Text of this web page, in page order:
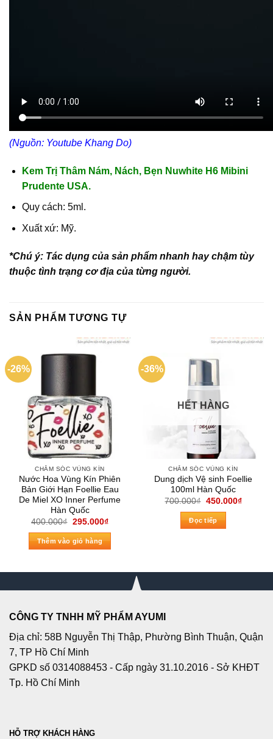
(Nguồn: Youtube Khang Do)
Kem Trị Thâm Nám, Nách, Bẹn Nuwhite H6 Mibini
Prudente USA.
Quy cách: 5ml.
Xuất xứ: Mỹ.
*Chú ý: Tác dụng của sản phẩm nhanh hay chậm tùy
thuộc tình trạng cơ địa của từng người.
SẢN PHẨM TƯƠNG TỰ
-26%
CHĂM SÓC VÙNG KÍN
Nước Hoa Vùng Kín Phiên
Bản Giới Hạn Foellie Eau
De Miel XO Inner Perfume
Hàn Quốc
400.000₫ Giá
là:
400.000₫.
295.000₫Giá
295.000₫.
Thêm vào giỏ hàng
-36%
HẾT HÀNG
CHĂM SÓC VÙNG KÍN
Dung dịch Vệ sinh Foellie
100ml Hàn Quốc
700.000₫ Giá
là:
700.000₫.
450.000₫Giá
Đọc tiếp
CÔNG TY TNHH MỸ PHẨM AYUMI
Địa chỉ: 58B Nguyễn Thị Thập, Phường Bình Thuận, Quận
7, TP Hồ Chí Minh
GPKD số 0314088453 - Cấp ngày 31.10.2016 - Sở KHĐT
Tp. Hồ Chí Minh
HỖ TRỢ KHÁCH HÀNG